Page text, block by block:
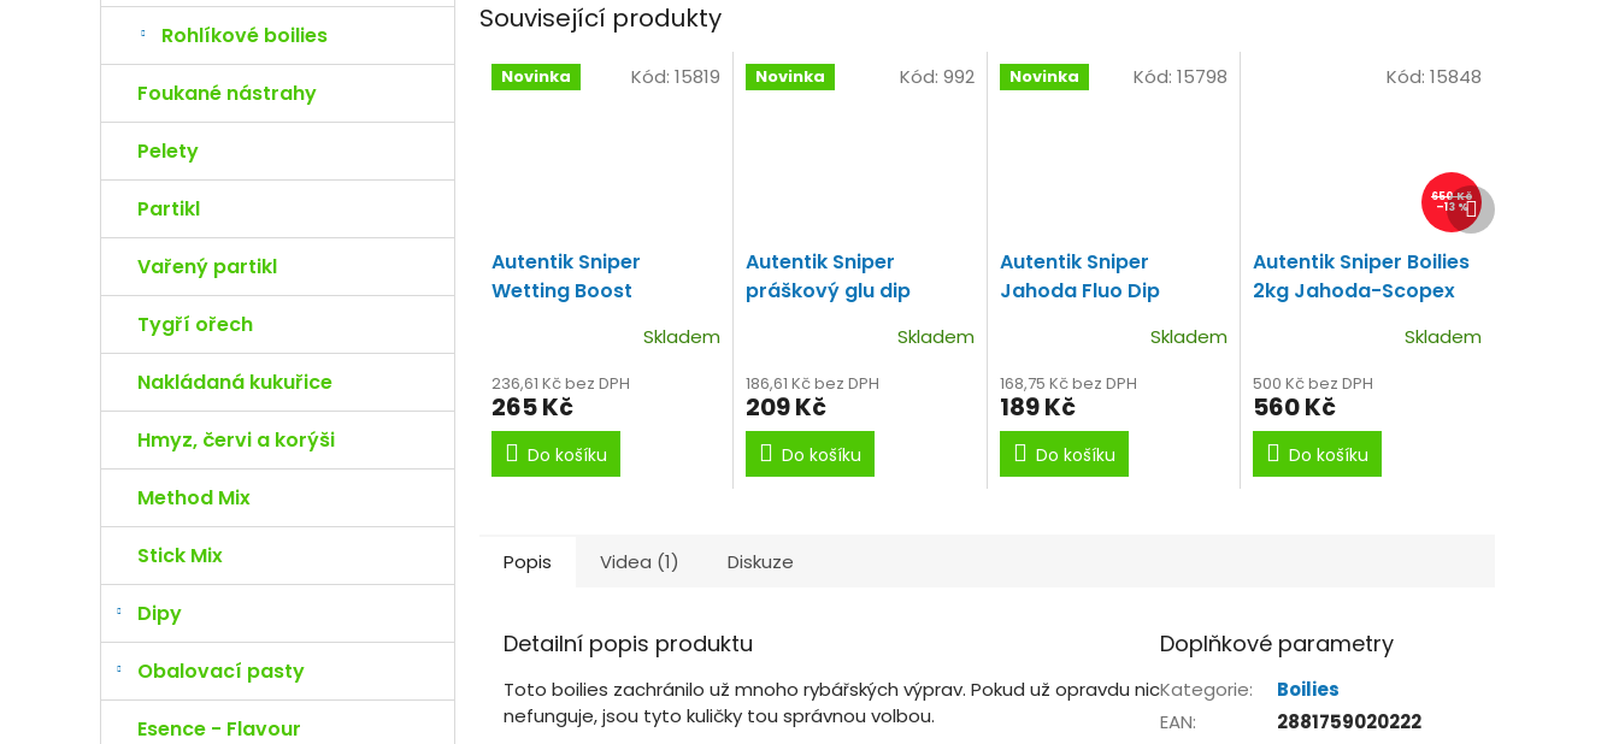
Rohlíkové boilies
Foukané nástrahy
Pelety
Partikl
Vařený partikl
Tygří ořech
Nakládaná kukuřice
Hmyz, červi a korýši
Method Mix
Stick Mix
Dipy
Obalovací pasty
Esence - Flavour
Související produkty
Novinka
Autentik Sniper
Wetting Boost
Skladem
236,61 Kč bez DPH
265 Kč
Do košíku
Kód: 15819 Novinka
Autentik Sniper
práškový glu dip
Obrovská dávka
esencí!
Skladem
186,61 Kč bez DPH
209 Kč
Do košíku
Kód: 992 Novinka
Autentik Sniper
Jahoda Fluo Dip
Skladem
168,75 Kč bez DPH
189 Kč
Do košíku
Kód:15798
650 Kč
–13 %
Autentik Sniper Boilies
2kg Jahoda-Scopex
Skladem
500 Kč bez DPH
560 Kč
Do košíku
Kód: 15848
Další
produkt
Popis Videa (1) Diskuze
Detailní popis produktu
Toto boilies zachránilo už mnoho rybářských výprav. Pokud už opravdu nic
nefunguje, jsou tyto kuličky tou správnou volbou.
Doplňkové parametry
Kategorie:
Boilies
EAN: 2881759020222